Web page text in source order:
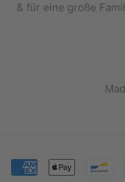
& für eine große